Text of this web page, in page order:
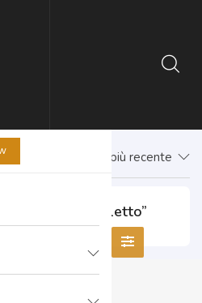
Prima il più recente
“Foletto”